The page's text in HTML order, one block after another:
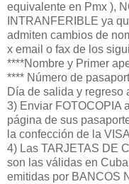
equivalente en Pmx ),
INTRANFERIBLE ya
admiten cambios de
x email o fax de los
****Nombre y Primer
**** Número de
Día de salida y regreso
3) Enviar FOTOCOPIA
página de sus
la confección de la
4) Las TARJETAS DE
son las válidas en
emitidas por BANCOS